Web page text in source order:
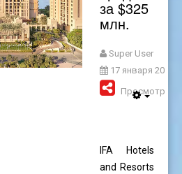
за $325
млн.
Super User
17 января 2025
Просмотров:
IFA Hotels
and Resorts